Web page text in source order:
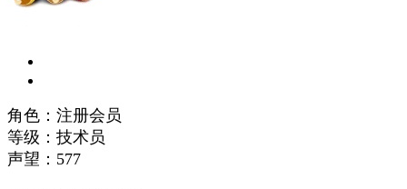
角色：注册会员
等级：技术员
声望： 577